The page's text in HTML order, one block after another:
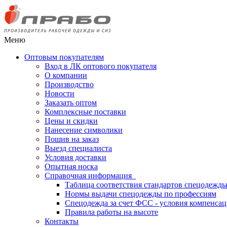
Меню
Оптовым покупателям
Вход в ЛК оптового покупателя
О компании
Производство
Новости
Заказать оптом
Комплексные поставки
Цены и скидки
Нанесение символики
Пошив на заказ
Выезд специалиста
Условия доставки
Опытная носка
Справочная информация
Таблица соответствия стандартов спецодежды
Нормы выдачи спецодежды по профессиям
Спецодежда за счет ФСС - условия
Правила работы на высоте
Контакты